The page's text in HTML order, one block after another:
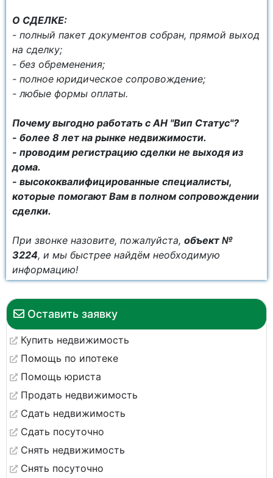
Оставить заявку
Купить недвижимость
Помощь по ипотеке
Помощь юриста
Продать недвижимость
Сдать недвижимость
Сдать посуточно
Снять недвижимость
Снять посуточно
О СДЕЛКЕ:
- полный пакет документов собран, прямой выход
на сделку;
- без обременения;
- полное юридическое сопровождение;
- любые формы оплаты.
Почему выгодно работать с АН "Вип Статус"?
- более 8 лет на рынке недвижимости.
- проводим регистрацию сделки не выходя из
дома.
- высококвалифицированные специалисты,
которые помогают Вам в полном сопровождении
сделки.
При звонке назовите, пожалуйста, объект №
3224, и мы быстрее найдём необходимую
информацию!